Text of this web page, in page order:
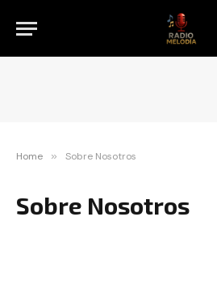
Home » Sobre Nosotros
Sobre Nosotros